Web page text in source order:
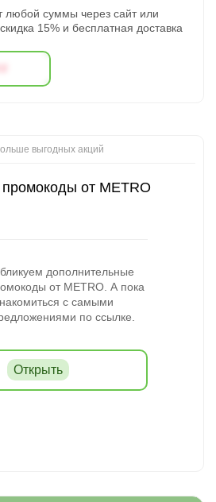
любой суммы через сайт или
15% и бесплатная доставка
выгодных акций
от METRO
дополнительные
от METRO. А пока
с самыми
по ссылке.
Открыть